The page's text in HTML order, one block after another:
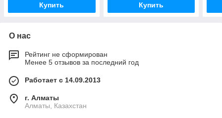
Купить Купить
О нас
Рейтинг не сформирован
Менее 5 отзывов за последний год
Работает с 14.09.2013
г. Алматы
Алматы, Казахстан